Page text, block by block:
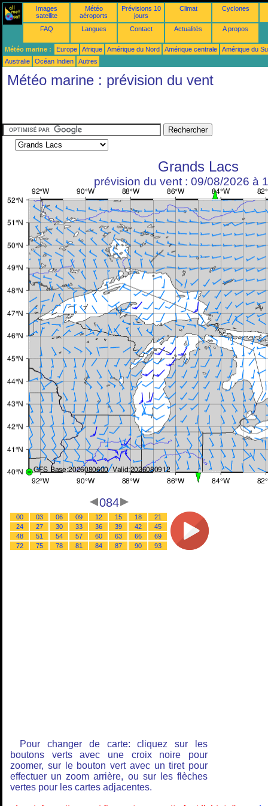
Images
satellite
Météo
aéroports
Prévisions 10
jours
Climat Cyclones
FAQ Langues Contact Actualités A propos
Météo marine : Europe Afrique Amérique du Nord Amérique centrale
Amérique du
Australie
Océan Indien Autres
Météo marine : prévision du vent
Grands Lacs
prévision du vent : 09/08/2026 à
084
00 03 06 09 12 15 18
21
24
27 30 33 36 39 42
45
48
51 54 57 60 63 66
69
72
75 78 81 84 87 90 93
Pour changer de carte: cliquez sur les
boutons verts avec une croix noire pour
zoomer, sur le bouton vert avec un tiret pour
effectuer un zoom arrière, ou sur les flèches
vertes pour les cartes adjacentes.